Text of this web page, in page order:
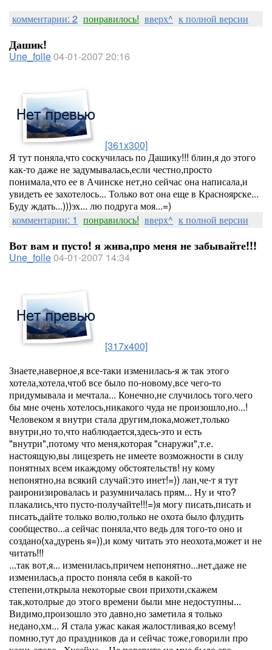
комментарии: 2 понравилось! вверх^ к полной версии
Дашик!
Une_folle04-01-2007 20:16
[361x300]
Я тут поняла,что соскучилась по Дашику!!! блин,я до этого
как-то даже не задумывалась,если честно,просто
понимала,что ее в Ачинске нет,но сейчас она написала,и
увидеть ее захотелось... Только вот она еще в Красноярске...
Буду ждать...)))эх... лю подруга моя...=)
комментарии: 1 понравилось! вверх^ к полной версии
Вот вам и пусто! я жива,про меня не забывайте!!!
Une_folle04-01-2007 14:34
[317x400]
Знаете,наверное,я все-таки изменилась-я ж так этого
хотела,хотела,чтоб все было по-новому,все чего-то
придумывала и мечтала... Конечно,не случилось того.чего
бы мне очень хотелось,никакого чуда не произошло,но...!
Человеком я внутри стала другим,пока,может,только
внутри,но то,что наблюдается,здесь-это и есть
"внутри",потому что меня,которая "снаружи",т.е.
настоящую,вы лицезреть не имеете возможности в силу
понятных всем икаждому обстоятельств! ну кому
непонятно,на всякий случай:это инет!=)) лан,че-т я тут
раиронизировалась и разумничалась прям... Ну и что?
плакались,что пусто-получайте!!!=)я могу писать,писать и
писать,дайте только волю,только не охота было флудить
сообщество...а сейчас поняла,что ведь для того-то оно и
создано(ха,дурень я=)),и кому читать это неохота,может и не
читать!!!
...так вот,я... изменилась,причем непонятно...нет,даже не
изменилась,а просто поняла себя в какой-то
степени,открыла некоторые свои прихоти,скажем
так,котолрые до этого времени были мне недоступны...
Видимо,произошло это давно,но заметила я только
недано,хм... Я стала ужас какая жалостливая,ко всему!
помню,тут до праздников да и сейчас тоже,говорили про